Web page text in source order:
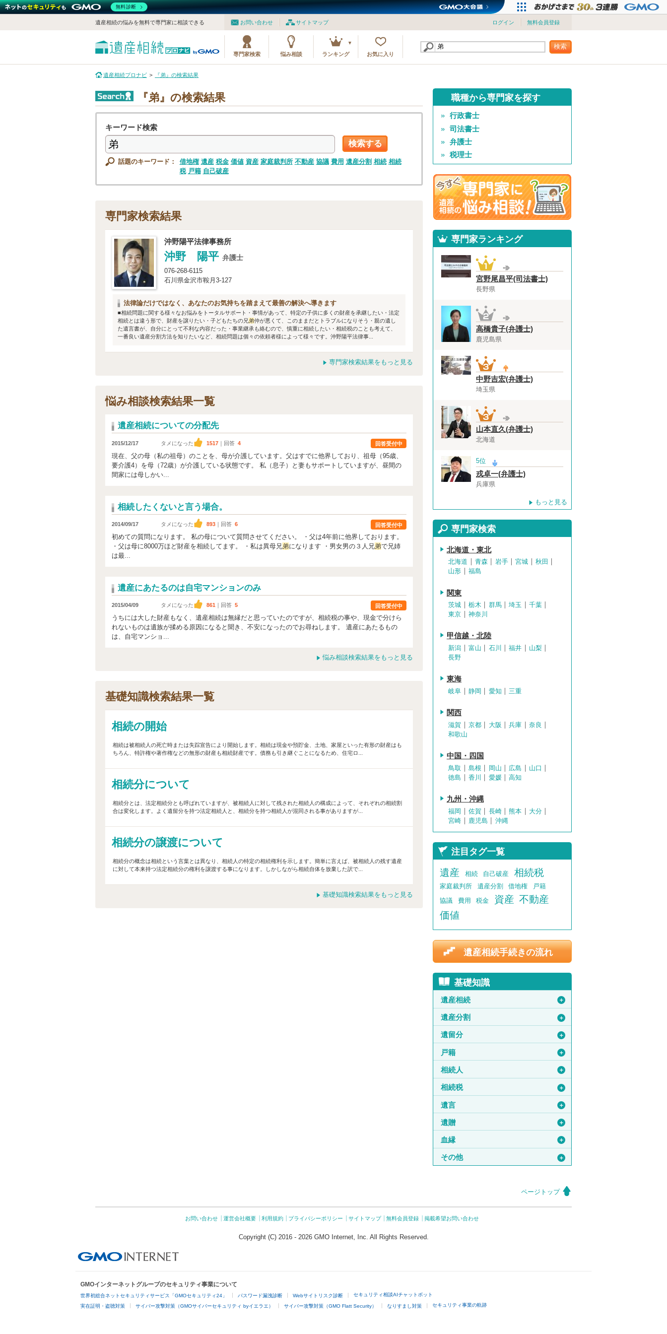
お問い合わせ サイトマップ ログイン 無料会員登録
遺産相続の悩みを無料で専門家に相談できる
専門家検索 悩み相談 ランキング お気に入り
検索
遺産相続プロナビ 『弟』の検索結果
『弟』の検索結果
キーワード検索
検索する
話題のキーワード： 借地権 遺産 税金 価値 資産 家庭裁判所 不動産 協議 費用 遺産分割 相続 相続
税 戸籍 自己破産
専門家検索結果
沖野陽平法律事務所
沖野 陽平 弁護士
076-268-6115
石川県金沢市鞍月3-127
法律論だけではなく、あなたのお気持ちを踏まえて最善の解決へ導きます
■相続問題に関する様々なお悩みをトータルサポート・事情があって、特定の子供に多くの財産を承継したい・法定
相続とは違う形で、財産を譲りたい・子どもたちの兄弟仲が悪くて、このままだとトラブルになりそう・親の遺し
た遺言書が、自分にとって不利な内容だった・事業継承も絡むので、慎重に相続したい・相続税のことも考えて、
一番良い遺産分割方法を知りたいなど、相続問題は個々の依頼者様によって様々です。沖野陽平法律事...
専門家検索結果をもっと見る
悩み相談検索結果一覧
遺産相続についての分配先
2015/12/17 タメになった 1517 ｜回答 4 回答受付中
現在、父の母（私の祖母）のことを、母が介護しています。父はすでに他界しており、祖母（95歳、
要介護4）を母（72歳）が介護している状態です。 私（息子）と妻もサポートしていますが、昼間の
間家には母しかい...
相続したくないと言う場合。
2014/09/17 タメになった 893 ｜回答 6 回答受付中
初めての質問になります。 私の母について質問させてください。 ・父は4年前に他界しております。
・父は母に8000万ほど財産を相続してます。 ・私は異母兄弟になります ・男女男の３人兄弟で兄姉
は最...
遺産にあたるのは自宅マンションのみ
2015/04/09 タメになった 861 ｜回答 5 回答受付中
うちには大した財産もなく、遺産相続は無縁だと思っていたのですが、相続税の事や、現金で分けら
れないものは遺族が揉める原因になると聞き、不安になったのでお尋ねします。 遺産にあたるもの
は、自宅マンショ...
悩み相談検索結果をもっと見る
基礎知識検索結果一覧
相続の開始
相続は被相続人の死亡時または失踪宣告により開始します。相続は現金や預貯金、土地、家屋といった有形の財産はも
ちろん、特許権や著作権などの無形の財産も相続財産です。債務も引き継ぐことになるため、住宅ロ...
相続分について
相続分とは、法定相続分とも呼ばれていますが、被相続人に対して残された相続人の構成によって、それぞれの相続割
合は変化します。よく遺留分を持つ法定相続人と、相続分を持つ相続人が混同される事がありますが...
相続分の譲渡について
相続分の概念は相続という言葉とは異なり、相続人の特定の相続権利を示します。簡単に言えば、被相続人の残す遺産
に対して本来持つ法定相続分の権利を譲渡する事になります。しかしながら相続自体を放棄した訳で...
基礎知識検索結果をもっと見る
職種から専門家を探す
行政書士
司法書士
弁護士
税理士
専門家ランキング
宮野尾昌平(司法書士)
長野県
高橋貴子(弁護士)
鹿児島県
中野吉宏(弁護士)
埼玉県
山本直久(弁護士)
北海道
5位
戎卓一(弁護士)
兵庫県
もっと見る
専門家検索
北海道・東北
北海道 青森 岩手 宮城
秋田
山形
福島
関東
茨城 栃木 群馬 埼玉
千葉
東京
神奈川
甲信越・北陸
新潟 富山 石川 福井
山梨
長野
東海
岐阜 静岡 愛知 三重
関西
滋賀 京都 大阪 兵庫
奈良
和歌山
中国・四国
鳥取 島根 岡山 広島
山口
徳島
香川 愛媛 高知
九州・沖縄
福岡 佐賀 長崎 熊本
大分
宮崎
鹿児島 沖縄
注目タグ一覧
遺産 相続 自己破産 相続税
家庭裁判所 遺産分割 借地権
戸籍
協議
費用 税金 資産 不動産
価値
遺産相続手続きの流れ
基礎知識
遺産相続 ＋
遺産分割 ＋
遺留分 ＋
戸籍 ＋
相続人 ＋
相続税 ＋
遺言 ＋
遺贈 ＋
血縁 ＋
その他 ＋
ページトップ
お問い合わせ 運営会社概要 利用規約 プライバシーポリシー サイトマップ 無料会員登録 掲載希望お問い合わせ
Copyright (C) 2016 - 2026 GMO Internet, Inc. All Rights Reserved.
GMOインターネットグループのセキュリティ事業について
世界初総合ネットセキュリティサービス「GMOセキュリティ24」 パスワード漏洩診断 Webサイトリスク診断 セキュリティ相談AIチャットボット
実在証明・盗聴対策 サイバー攻撃対策（GMOサイバーセキュリティ byイエラエ） サイバー攻撃対策（GMO Flatt Security） なりすまし対策 セキュリティ事業の軌跡
無料診断